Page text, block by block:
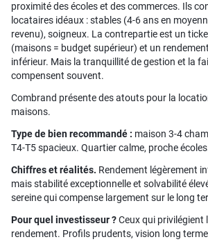
proximité des écoles et des commerces. Ils
locataires idéaux : stables (4-6 ans en
revenu), soigneux. La contrepartie est un
(maisons = budget supérieur) et un
inférieur. Mais la tranquillité de gestion et la
compensent souvent.
Combrand présente des atouts pour la
maisons.
Type de bien recommandé : maison 3-4
T4-T5 spacieux. Quartier calme, proche
Chiffres et réalités. Rendement légèrement
mais stabilité exceptionnelle et solvabilité
sereine qui compense largement sur le long
Pour quel investisseur ?Ceux qui privilégient
rendement. Profils prudents, vision long